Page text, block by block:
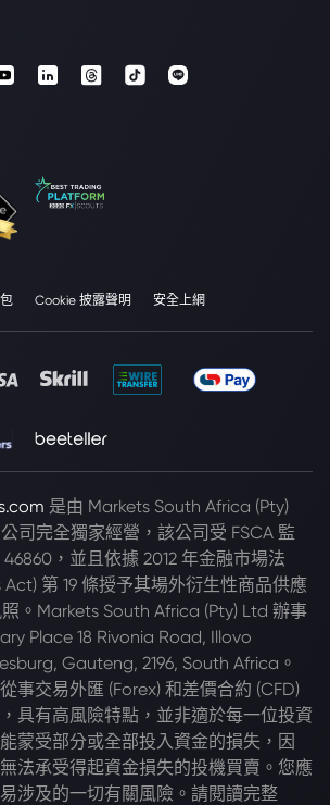
Cookie 披露聲明 安全上網
是由 Markets South Africa (Pty)
司完全獨家經營，該公司受 FSCA 監
，並且依據 2012 年金融市場法
第 19 條授予其場外衍生性商品供應
。Markets South Africa (Pty) Ltd 辦事
Place 18 Rivonia Road, Illovo
Gauteng, 2196, South Africa。
事交易外匯 (Forex) 和差價合約 (CFD)
具有高風險特點，並非適於每一位投資
蒙受部分或全部投入資金的損失，因
法承受得起資金損失的投機買賣。您應
涉及的一切有關風險。請閱讀完整